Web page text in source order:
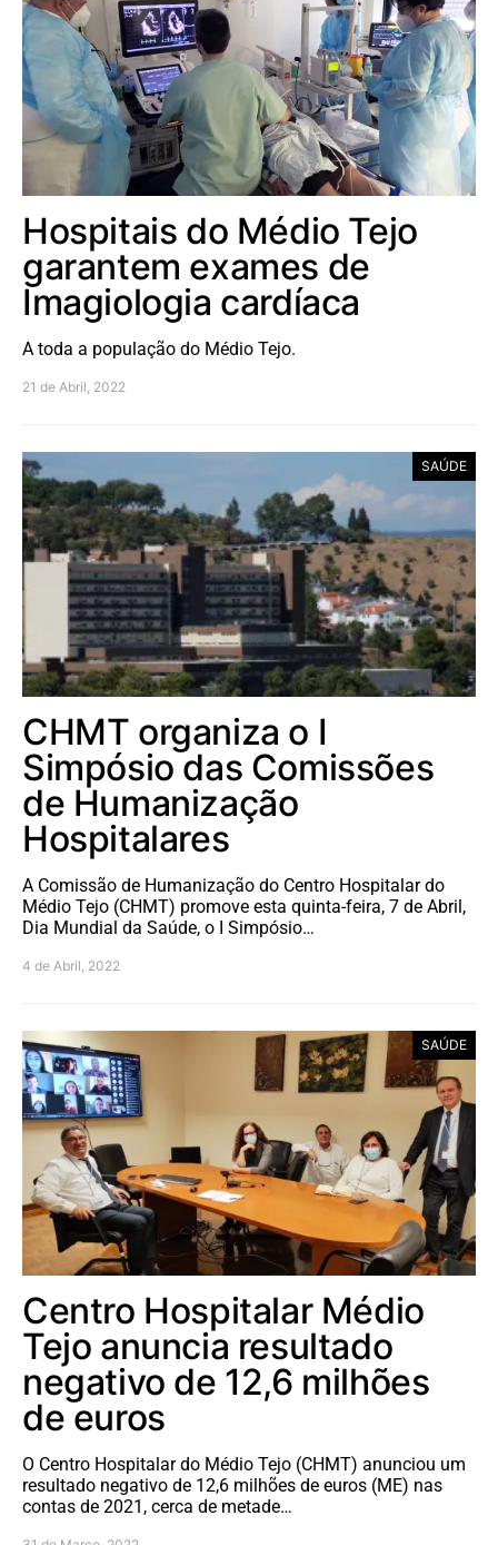
Hospitais do Médio Tejo
garantem exames de
Imagiologia cardíaca
A toda a população do Médio Tejo.
21 de Abril, 2022
SAÚDE
CHMT organiza o I
Simpósio das Comissões
de Humanização
Hospitalares
A Comissão de Humanização do Centro Hospitalar do
Médio Tejo (CHMT) promove esta quinta-feira, 7 de Abril,
Dia Mundial da Saúde, o I Simpósio…
4 de Abril, 2022
SAÚDE
Centro Hospitalar Médio
Tejo anuncia resultado
negativo de 12,6 milhões
de euros
O Centro Hospitalar do Médio Tejo (CHMT) anunciou um
resultado negativo de 12,6 milhões de euros (ME) nas
contas de 2021, cerca de metade…